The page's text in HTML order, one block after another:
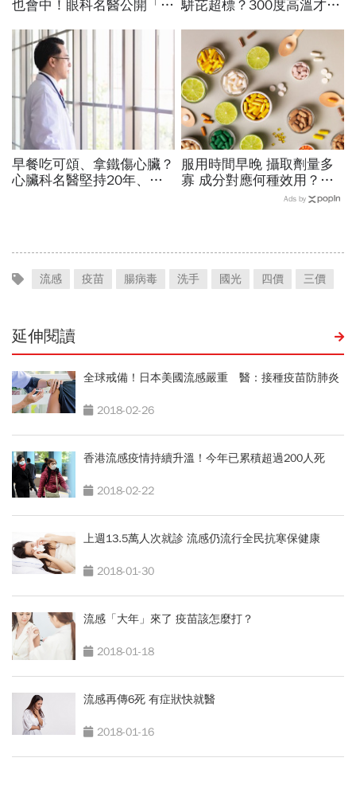
也會中！眼科名醫公開「護
驟」：三餐多吃「1類食
物」護眼
駢芘超標？300度高溫才大
顏宗海籲這件事
早餐吃可頌、拿鐵傷心臟？
心臟科名醫堅持20年、早
服用時間早晚 攝取劑量多
寡 成分對應何種效用？
專家也看花眼 保健品怎麼
Ads by
流感 疫苗 腸病毒 洗手 國光 四價 三價
延伸閱讀
全球戒備！日本美國流感嚴重 醫：接種疫苗防肺炎
2018-02-26
香港流感疫情持續升溫！今年已累積超過200人死
2018-02-22
上週13.5萬人次就診 流感仍流行全民抗寒保健康
2018-01-30
流感「大年」來了 疫苗該怎麼打？
2018-01-18
流感再傳6死 有症狀快就醫
2018-01-16